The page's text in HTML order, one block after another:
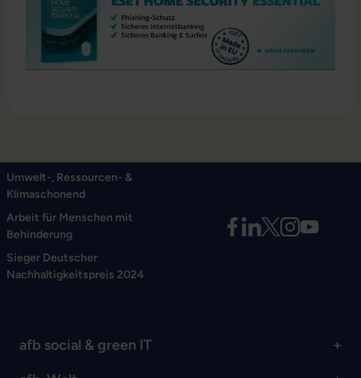
Umwelt-, Ressourcen- &
Klimaschonend
Arbeit für Menschen mit
Behinderung
Sieger Deutscher
Nachhaltigkeitspreis 2024
afb social & green IT